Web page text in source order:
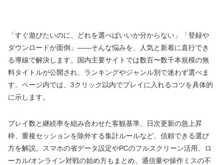
「すぐ遊びたいのに、どれを選べばいいか分からない」「登録や
ダウンロードが面倒」——そんな悩みを、人気と新着に直行でき
る導線で解決します。国内主要サイトでは数百〜数千本規模の無
料タイトルが公開され、ランキングやジャンル別で迷わず選べま
す。ページ内では、3クリック以内でプレイに入れるコツを具体的
に示します。
プレイ数と継続率を組み合わせた客観基準、日次更新の急上昇
枠、重複セッションを除外する集計ルールなど、信頼できる選び
方を解説。スマホの省データ設定やPCのフルスクリーン活用、ロ
ーカル/オンライン対戦の始め方もまとめ、通信量や操作ミスの不